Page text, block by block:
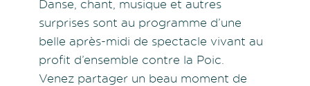
Danse, chant, musique et autres
surprises sont au programme d’une
belle après-midi de spectacle vivant au
profit d’ensemble contre la Poic.
Venez partager un beau moment de